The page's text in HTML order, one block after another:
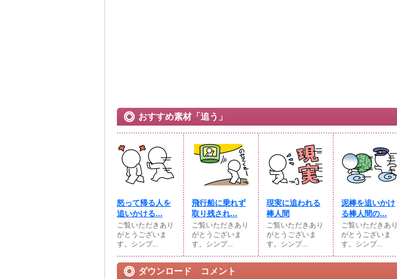
おすすめ素材「追う」
怒って帰る人を
追いかける...
ご覧いただきあり
がとうございま
す。シンプ...
飛行船に乗れず
取り残され...
ご覧いただきあり
がとうございま
す。シンプ...
現実に追われる
棒人間
ご覧いただきあり
がとうございま
す。シンプ...
泥棒を追いかけ
る棒人間の...
ご覧いただきあり
がとうございま
す。シンプ...
ダウンロード コメント